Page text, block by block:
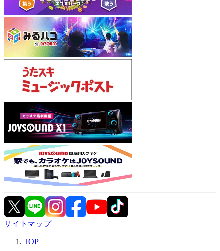
サイトマップ
TOP